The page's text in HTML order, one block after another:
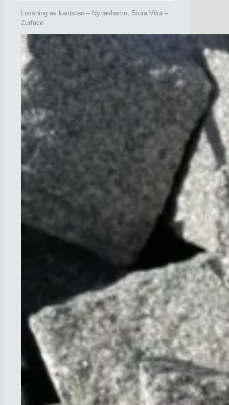
Lossning av kantsten – Nynäshamn, Stora Vika –
Zurface